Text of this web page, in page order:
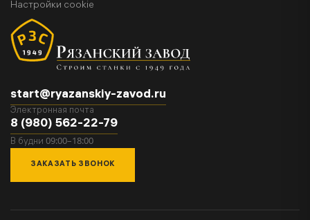
start@ryazanskiy-zavod.ru
Электронная почта
8 (980) 562-22-79
В будни 09:00–18:00
ЗАКАЗАТЬ ЗВОНОК
Настройки cookie